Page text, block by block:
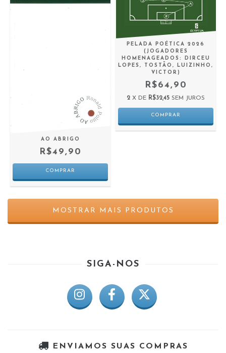
AO ABRIGO
R$49,90
PELADA POÉTICA 2026
(JOGADORES
HOMENAGEADOS: DIRCEU
LOPES, TOSTÃO, LUIZINHO,
VICTOR)
R$64,90
2 X DE R$32,45 SEM JUROS
MOSTRAR MAIS PRODUTOS
SIGA-NOS
ENVIAMOS SUAS COMPRAS